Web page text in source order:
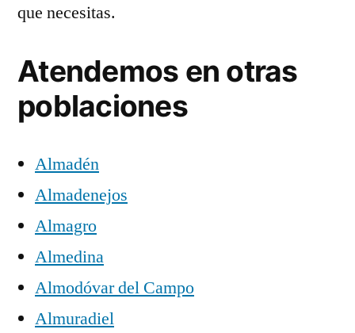
que necesitas.
Atendemos en otras
poblaciones
Almadén
Almadenejos
Almagro
Almedina
Almodóvar del Campo
Almuradiel